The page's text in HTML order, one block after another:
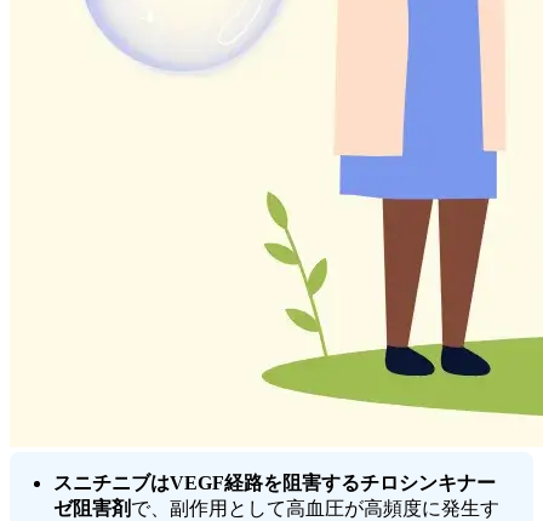
スニチニブはVEGF経路を阻害するチロシンキナー
ゼ阻害剤 で、副作用として高血圧が高頻度に発生す